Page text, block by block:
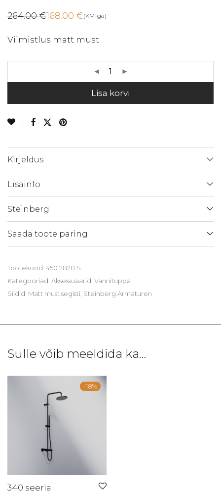
264.00€
Algne
oli:
264.00 €.
168.00 €
Current
is:
168.00 €.
(KM-ga)
Viimistlus matt must
Lisa korvi
Kirjeldus
Lisainfo
Steinberg
Saada toote päring
Tootekood: 450 2820 S
Kategooriad: Aksessuaarid Vannituppa
Sildid: Matt must segisti Steinberg Armaturen
Sulle võib meeldida ka…
-18%
340 seeria